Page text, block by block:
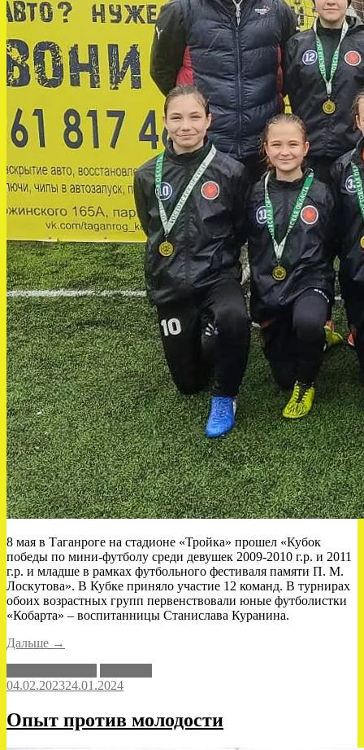
8 мая в Таганроге на стадионе «Тройка» прошел «Кубок
победы по мини-футболу среди девушек 2009-2010 г.р. и 2011
г.р. и младше в рамках футбольного фестиваля памяти П. М.
Лоскутова». В Кубке приняло участие 12 команд. В турнирах
обоих возрастных групп первенствовали юные футболистки
«Кобарта» – воспитанницы Станислава Куранина.
Дальше «Наши
побеждают»
→
04.02.202324.01.2024
Опыт против молодости